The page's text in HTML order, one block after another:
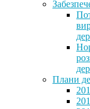
Плани